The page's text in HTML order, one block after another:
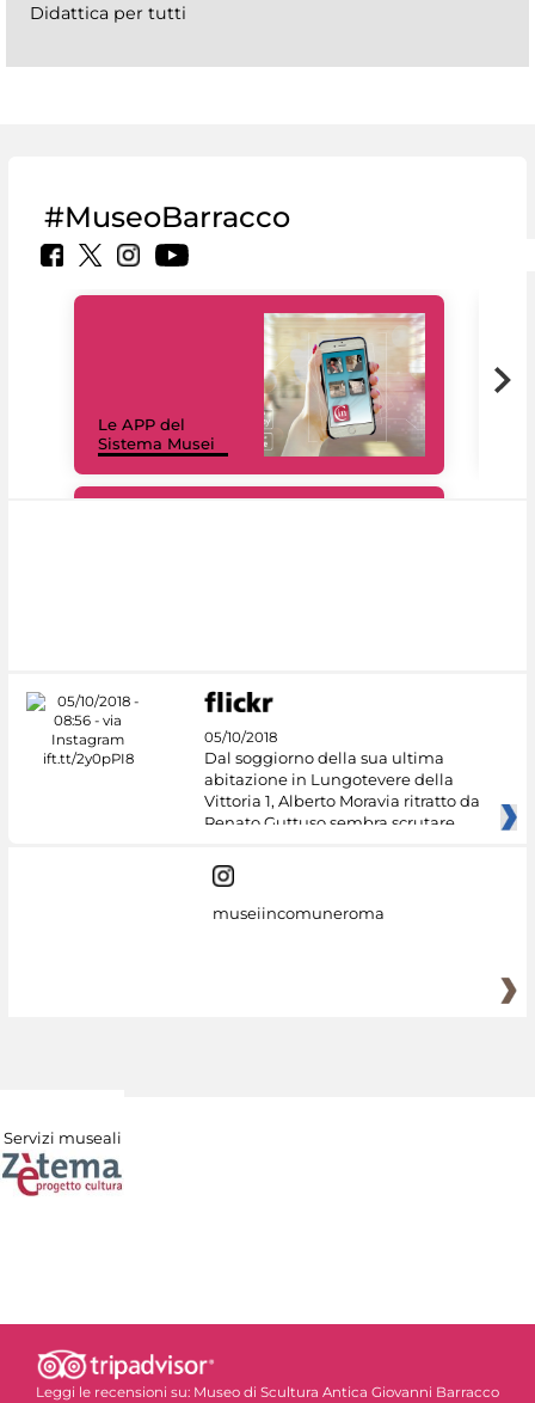
Didattica per tutti
#MuseoBarracco
Le APP del
Sistema Musei
05/10/2018
Dal soggiorno della sua ultima
abitazione in Lungotevere della
Vittoria 1, Alberto Moravia ritratto da
Renato Guttuso sembra scrutare
museiincomuneroma
Servizi museali
Leggi le recensioni su: Museo di Scultura Antica Giovanni Barracco